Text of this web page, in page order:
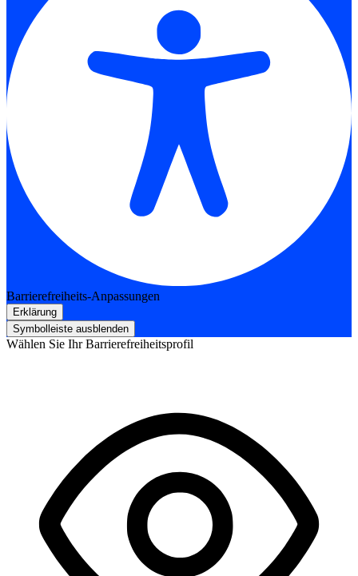
Barrierefreiheits-Anpassungen
Erklärung
Symbolleiste ausblenden
Wählen Sie Ihr Barrierefreiheitsprofil